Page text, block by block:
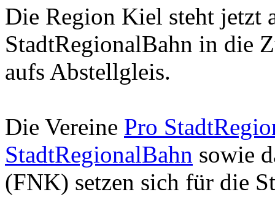
Die Region Kiel steht jetzt
StadtRegionalBahn in die
aufs Abstellgleis.
Die Vereine Pro
StadtRegionalBahn sowie
(FNK) setzen sich für die